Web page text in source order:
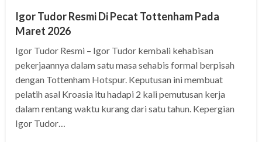
Igor Tudor Resmi Di Pecat Tottenham Pada
Maret 2026
Igor Tudor Resmi – Igor Tudor kembali kehabisan
pekerjaannya dalam satu masa sehabis formal berpisah
dengan Tottenham Hotspur. Keputusan ini membuat
pelatih asal Kroasia itu hadapi 2 kali pemutusan kerja
dalam rentang waktu kurang dari satu tahun. Kepergian
Igor Tudor…